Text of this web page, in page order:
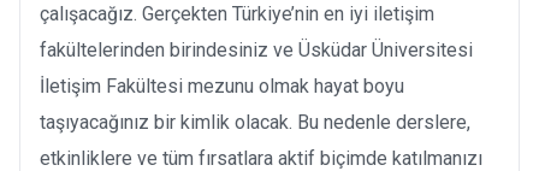
çalışacağız. Gerçekten Türkiye’nin en iyi iletişim
fakültelerinden birindesiniz ve Üsküdar Üniversitesi
İletişim Fakültesi mezunu olmak hayat boyu
taşıyacağınız bir kimlik olacak. Bu nedenle derslere,
etkinliklere ve tüm fırsatlara aktif biçimde katılmanızı